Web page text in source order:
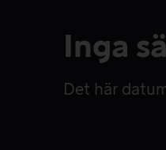
Inga
Det här